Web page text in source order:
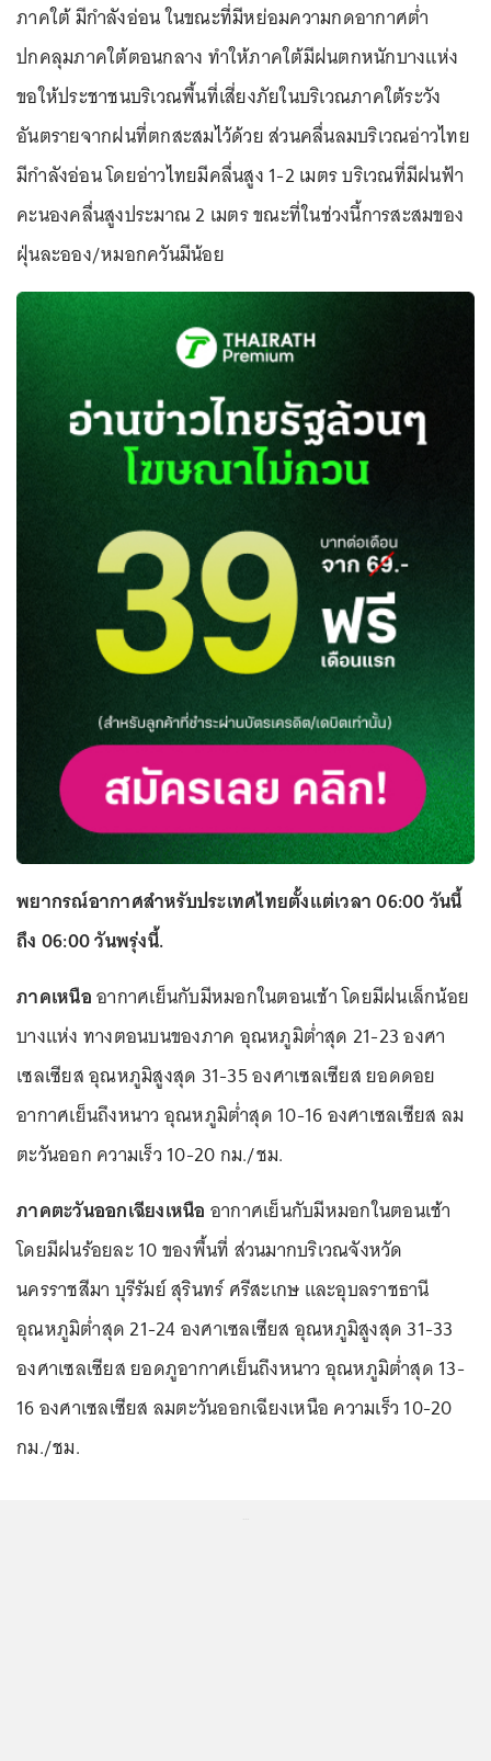
ภาคใต้ มีกำลังอ่อน ในขณะที่มีหย่อมความกดอากาศต่ำ
ปกคลุมภาคใต้ตอนกลาง ทำให้ภาคใต้มีฝนตกหนักบางแห่ง
ขอให้ประชาชนบริเวณพื้นที่เสี่ยงภัยในบริเวณภาคใต้ระวัง
อันตรายจากฝนที่ตกสะสมไว้ด้วย ส่วนคลื่นลมบริเวณอ่าวไทย
มีกำลังอ่อน โดยอ่าวไทยมีคลื่นสูง 1-2 เมตร บริเวณที่มีฝนฟ้า
คะนองคลื่นสูงประมาณ 2 เมตร ขณะที่ในช่วงนี้การสะสมของ
ฝุ่นละออง/หมอกควันมีน้อย
พยากรณ์อากาศสำหรับประเทศไทยตั้งแต่เวลา 06:00 วันนี้
ถึง 06:00 วันพรุ่งนี้.
ภาคเหนืออากาศเย็นกับมีหมอกในตอนเช้า โดยมีฝนเล็กน้อย
บางแห่ง ทางตอนบนของภาค อุณหภูมิต่ำสุด 21-23 องศา
เซลเซียส อุณหภูมิสูงสุด 31-35 องศาเซลเซียส ยอดดอย
อากาศเย็นถึงหนาว อุณหภูมิต่ำสุด 10-16 องศาเซลเซียส ลม
ตะวันออก ความเร็ว 10-20 กม./ชม.
ภาคตะวันออกเฉียงเหนือ อากาศเย็นกับมีหมอกในตอนเช้า
โดยมีฝนร้อยละ 10 ของพื้นที่ ส่วนมากบริเวณจังหวัด
นครราชสีมา บุรีรัมย์ สุรินทร์ ศรีสะเกษ และอุบลราชธานี
อุณหภูมิต่ำสุด 21-24 องศาเซลเซียส อุณหภูมิสูงสุด 31-33
องศาเซลเซียส ยอดภูอากาศเย็นถึงหนาว อุณหภูมิต่ำสุด 13-
16 องศาเซลเซียส ลมตะวันออกเฉียงเหนือ ความเร็ว 10-20
กม./ชม.